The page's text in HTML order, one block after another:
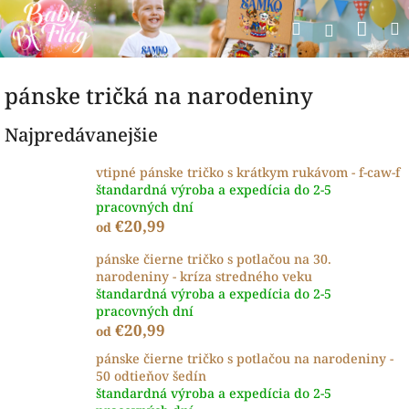
Prejsť
na
obsah
Hľadať
pánske tričká na narodeniny
Najpredávanejšie
vtipné pánske tričko s krátkym rukávom - f-caw-f
štandardná výroba a expedícia do 2-5
pracovných dní
od €20,99
pánske čierne tričko s potlačou na 30.
narodeniny - kríza stredného veku
štandardná výroba a expedícia do 2-5
pracovných dní
od €20,99
pánske čierne tričko s potlačou na narodeniny -
50 odtieňov šedín
štandardná výroba a expedícia do 2-5